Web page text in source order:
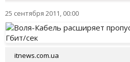
25 сентября 2011, 00:00
itnews.com.ua